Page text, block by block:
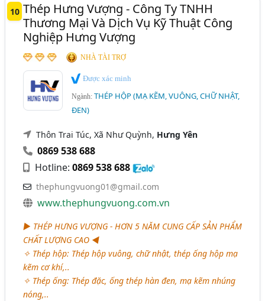
10 Thép Hưng Vượng - Công Ty TNHH
Thương Mại Và Dịch Vụ Kỹ Thuật Công
Nghiệp Hưng Vượng
NHÀ TÀI TRỢ
Được xác minh
Ngành:THÉP HỘP (MẠ KẼM, VUÔNG, CHỮ NHẬT,
ĐEN)
Thôn Trai Túc, Xã Như Quỳnh, Hưng Yên
0869 538 688
Hotline:0869 538 688
thephungvuong01@gmail.com
www.thephungvuong.com.vn
► THÉP HƯNG VƯỢNG - HƠN 5 NĂM CUNG CẤP SẢN PHẨM
CHẤT LƯỢNG CAO ◄
✧ Thép hộp: Thép hộp vuông, chữ nhật, thép ống hộp mạ
kẽm cơ khí,..
✧ Thép ống: Thép đặc, ống thép hàn đen, mạ kẽm nhúng
nóng,..